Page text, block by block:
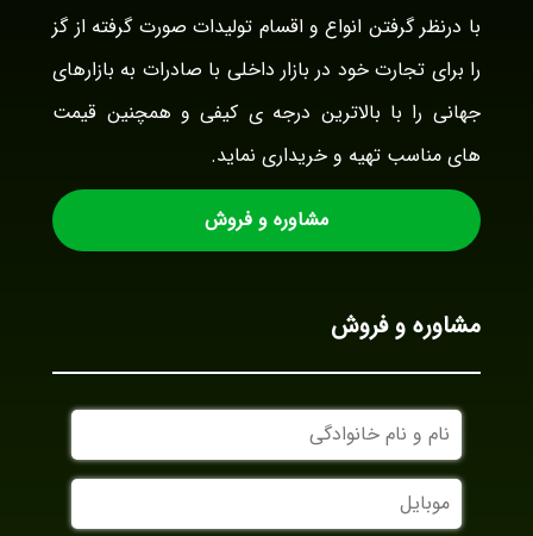
با درنظر گرفتن انواع و اقسام تولیدات صورت گرفته از گز
را برای تجارت خود در بازار داخلی با صادرات به بازارهای
جهانی را با بالاترین درجه ی کیفی و همچنین قیمت
های مناسب تهیه و خریداری نماید.
مشاوره و فروش
مشاوره و فروش
نام
و
نام
خانوادگی
موبایل